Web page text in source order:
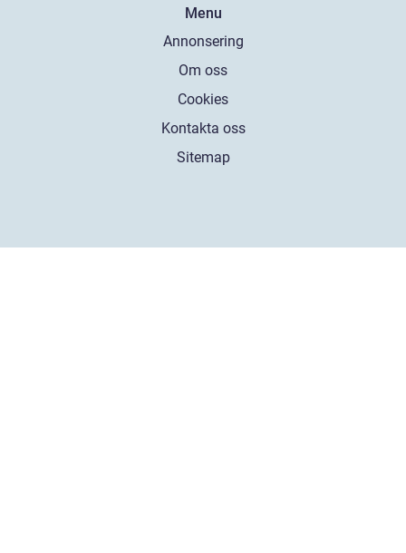
Menu
Annonsering
Om oss
Cookies
Kontakta oss
Sitemap